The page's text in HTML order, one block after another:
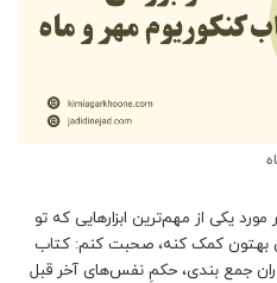
مورد یکی از مهم‌ترین ابزارهایی که تو
بهتون کمک کنه، صحبت کنم: کتاب
جمع‌ بندی، حکمِ نفس‌های آخر قبل